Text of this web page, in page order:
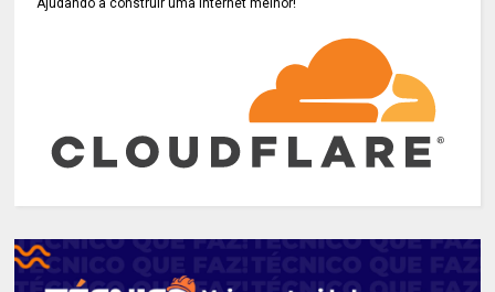
Ajudando a construir uma internet melhor!